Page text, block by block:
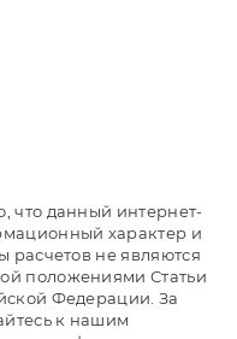
что данный интернет-
характер и
расчетов не являются
положениями Статьи
Федерации. За
к нашим